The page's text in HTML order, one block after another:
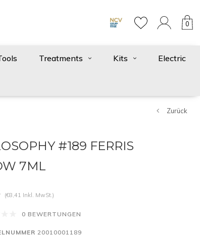
0
Treatments Kits Electric
Zurück
#189 FERRIS
7ML
(€8,41 Inkl. MwSt.)
0 BEWERTUNGEN
20010001189